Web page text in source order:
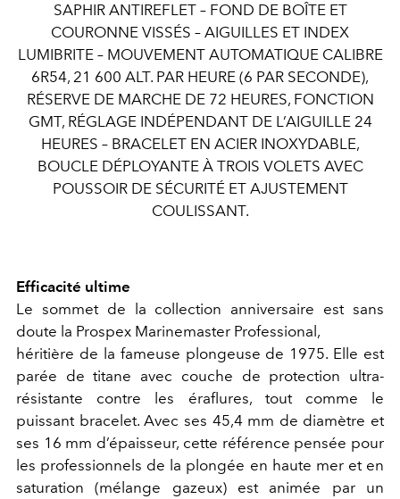
SAPHIR ANTIREFLET – FOND DE BOÎTE ET
COURONNE VISSÉS – AIGUILLES ET INDEX
LUMIBRITE – MOUVEMENT AUTOMATIQUE CALIBRE
6R54, 21 600 ALT. PAR HEURE (6 PAR SECONDE),
RÉSERVE DE MARCHE DE 72 HEURES, FONCTION
GMT, RÉGLAGE INDÉPENDANT DE L’AIGUILLE 24
HEURES – BRACELET EN ACIER INOXYDABLE,
BOUCLE DÉPLOYANTE À TROIS VOLETS AVEC
POUSSOIR DE SÉCURITÉ ET AJUSTEMENT
COULISSANT.
Efficacité ultime
Le sommet de la collection anniversaire est sans
doute la Prospex Marinemaster Professional,
héritière de la fameuse plongeuse de 1975. Elle est
parée de titane avec couche de protection ultra-
résistante contre les éraflures, tout comme le
puissant bracelet. Avec ses 45,4 mm de diamètre et
ses 16 mm d’épaisseur, cette référence pensée pour
les professionnels de la plongée en haute mer et en
saturation (mélange gazeux) est animée par un